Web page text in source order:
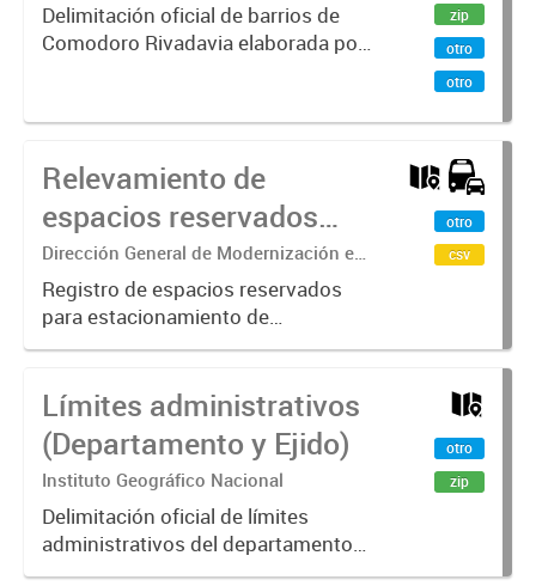
Delimitación oficial de barrios de
Comodoro Rivadavia elaborada por
Territorial con base en ordenanzas
técnicos...
zip
otro
otro
Relevamiento de
espacios reservados
para estacionamiento
de motos
Dirección General de Modernización e
Investigación Territorial
Registro de espacios reservados
para estacionamiento de
motocicletas en Comodoro
relevamiento oficial realizado por la
Dirección de Investigación
Territorial en 2026....
otro
csv
Límites administrativos
(Departamento y Ejido)
Instituto Geográfico Nacional
Delimitación oficial de límites
administrativos del departamento
Escalante y ejidos municipales de
otro
zip